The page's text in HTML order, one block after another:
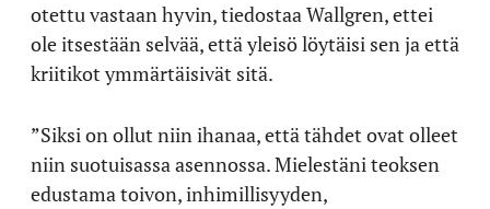
otettu vastaan hyvin, tiedostaa Wallgren, ettei
ole itsestään selvää, että yleisö löytäisi sen ja että
kriitikot ymmärtäisivät sitä.
”Siksi on ollut niin ihanaa, että tähdet ovat olleet
niin suotuisassa asennossa. Mielestäni teoksen
edustama toivon, inhimillisyyden,